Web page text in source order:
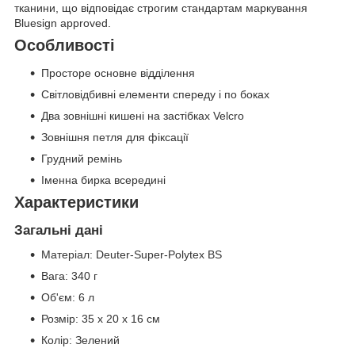
тканини, що відповідає строгим стандартам маркування
Bluesign approved.
Особливості
Просторе основне відділення
Світловідбивні елементи спереду і по боках
Два зовнішні кишені на застібках Velcro
Зовнішня петля для фіксації
Грудний ремінь
Іменна бирка всередині
Характеристики
Загальні дані
Матеріал: Deuter-Super-Polytex BS
Вага: 340 г
Об'єм: 6 л
Розмір: 35 x 20 x 16 см
Колір: Зелений